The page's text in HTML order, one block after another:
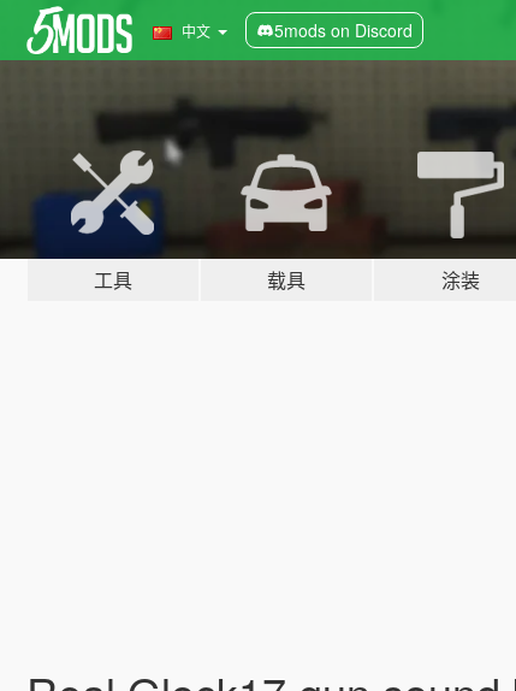
中文 5mods on Discord
工具 载具 涂装